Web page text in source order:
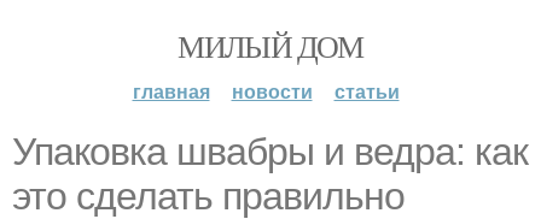
МИЛЫЙ ДОМ
главная новости статьи
Упаковка швабры и ведра: как
это сделать правильно